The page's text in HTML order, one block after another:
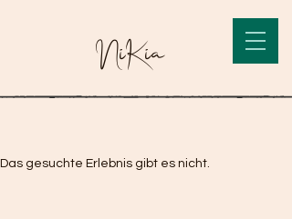
NiKia
Das gesuchte Erlebnis gibt es nicht.